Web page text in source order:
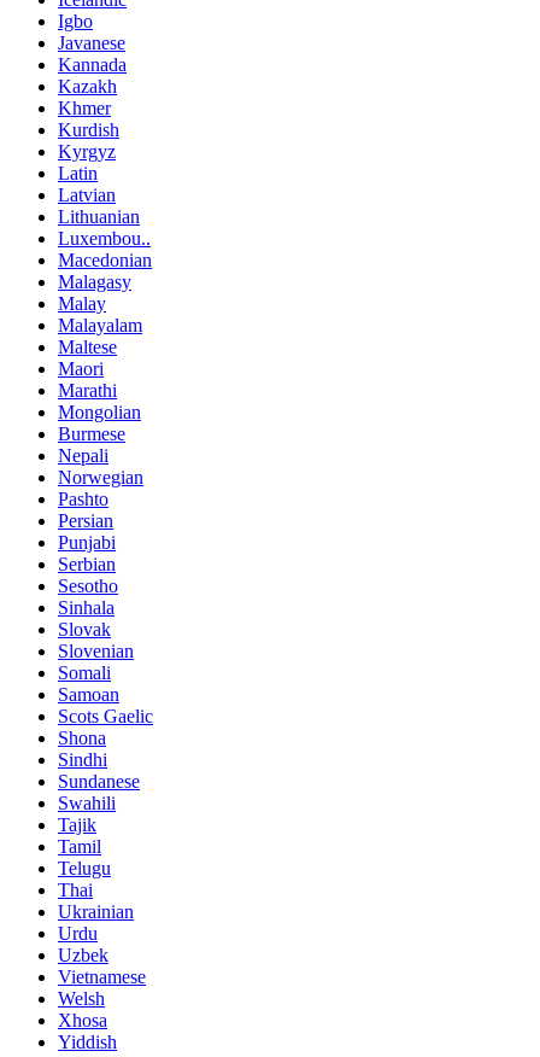
Igbo
Javanese
Kannada
Kazakh
Khmer
Kurdish
Kyrgyz
Latin
Latvian
Lithuanian
Luxembou..
Macedonian
Malagasy
Malay
Malayalam
Maltese
Maori
Marathi
Mongolian
Burmese
Nepali
Norwegian
Pashto
Persian
Punjabi
Serbian
Sesotho
Sinhala
Slovak
Slovenian
Somali
Samoan
Scots Gaelic
Shona
Sindhi
Sundanese
Swahili
Tajik
Tamil
Telugu
Thai
Ukrainian
Urdu
Uzbek
Vietnamese
Welsh
Xhosa
Yiddish